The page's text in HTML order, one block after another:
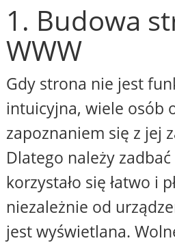
1. Budowa
WWW
Gdy strona nie jest
intuicyjna, wiele osób
zapoznaniem się z jej
Dlatego należy
korzystało się łatwo i
niezależnie od
jest wyświetlana.